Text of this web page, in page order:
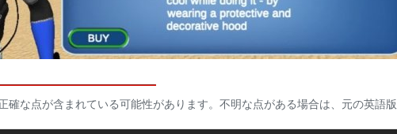
確な点が含まれている可能性があります。不明な点がある場合は、元の英語